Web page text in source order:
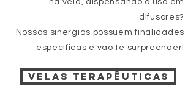
na vela, dispensando o uso em
difusores?
Nossas sinergias possuem finalidades
específicas e vão te surpreender!
VELAS TERAPÊUTICAS